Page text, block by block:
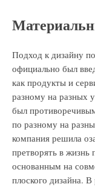
Подход к дизайну
официально был
как продукты и
разному на разных
был
по разному на
компания решила
претворять в
основанным на
плоского дизайна. В